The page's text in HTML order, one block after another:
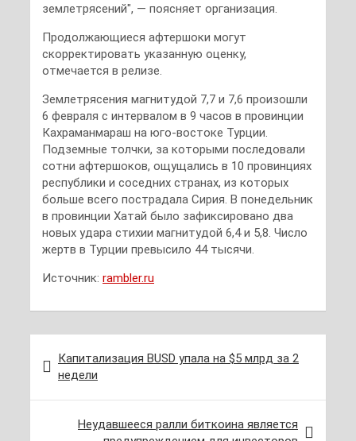
землетрясений", — поясняет организация.
Продолжающиеся афтершоки могут
скорректировать указанную оценку,
отмечается в релизе.
Землетрясения магнитудой 7,7 и 7,6 произошли
6 февраля с интервалом в 9 часов в провинции
Кахраманмараш на юго-востоке Турции.
Подземные толчки, за которыми последовали
сотни афтершоков, ощущались в 10 провинциях
республики и соседних странах, из которых
больше всего пострадала Сирия. В понедельник
в провинции Хатай было зафиксировано два
новых удара стихии магнитудой 6,4 и 5,8. Число
жертв в Турции превысило 44 тысячи.
Источник: rambler.ru
по
записям
Капитализация BUSD упала на $5 млрд за 2
недели
Неудавшееся ралли биткоина является